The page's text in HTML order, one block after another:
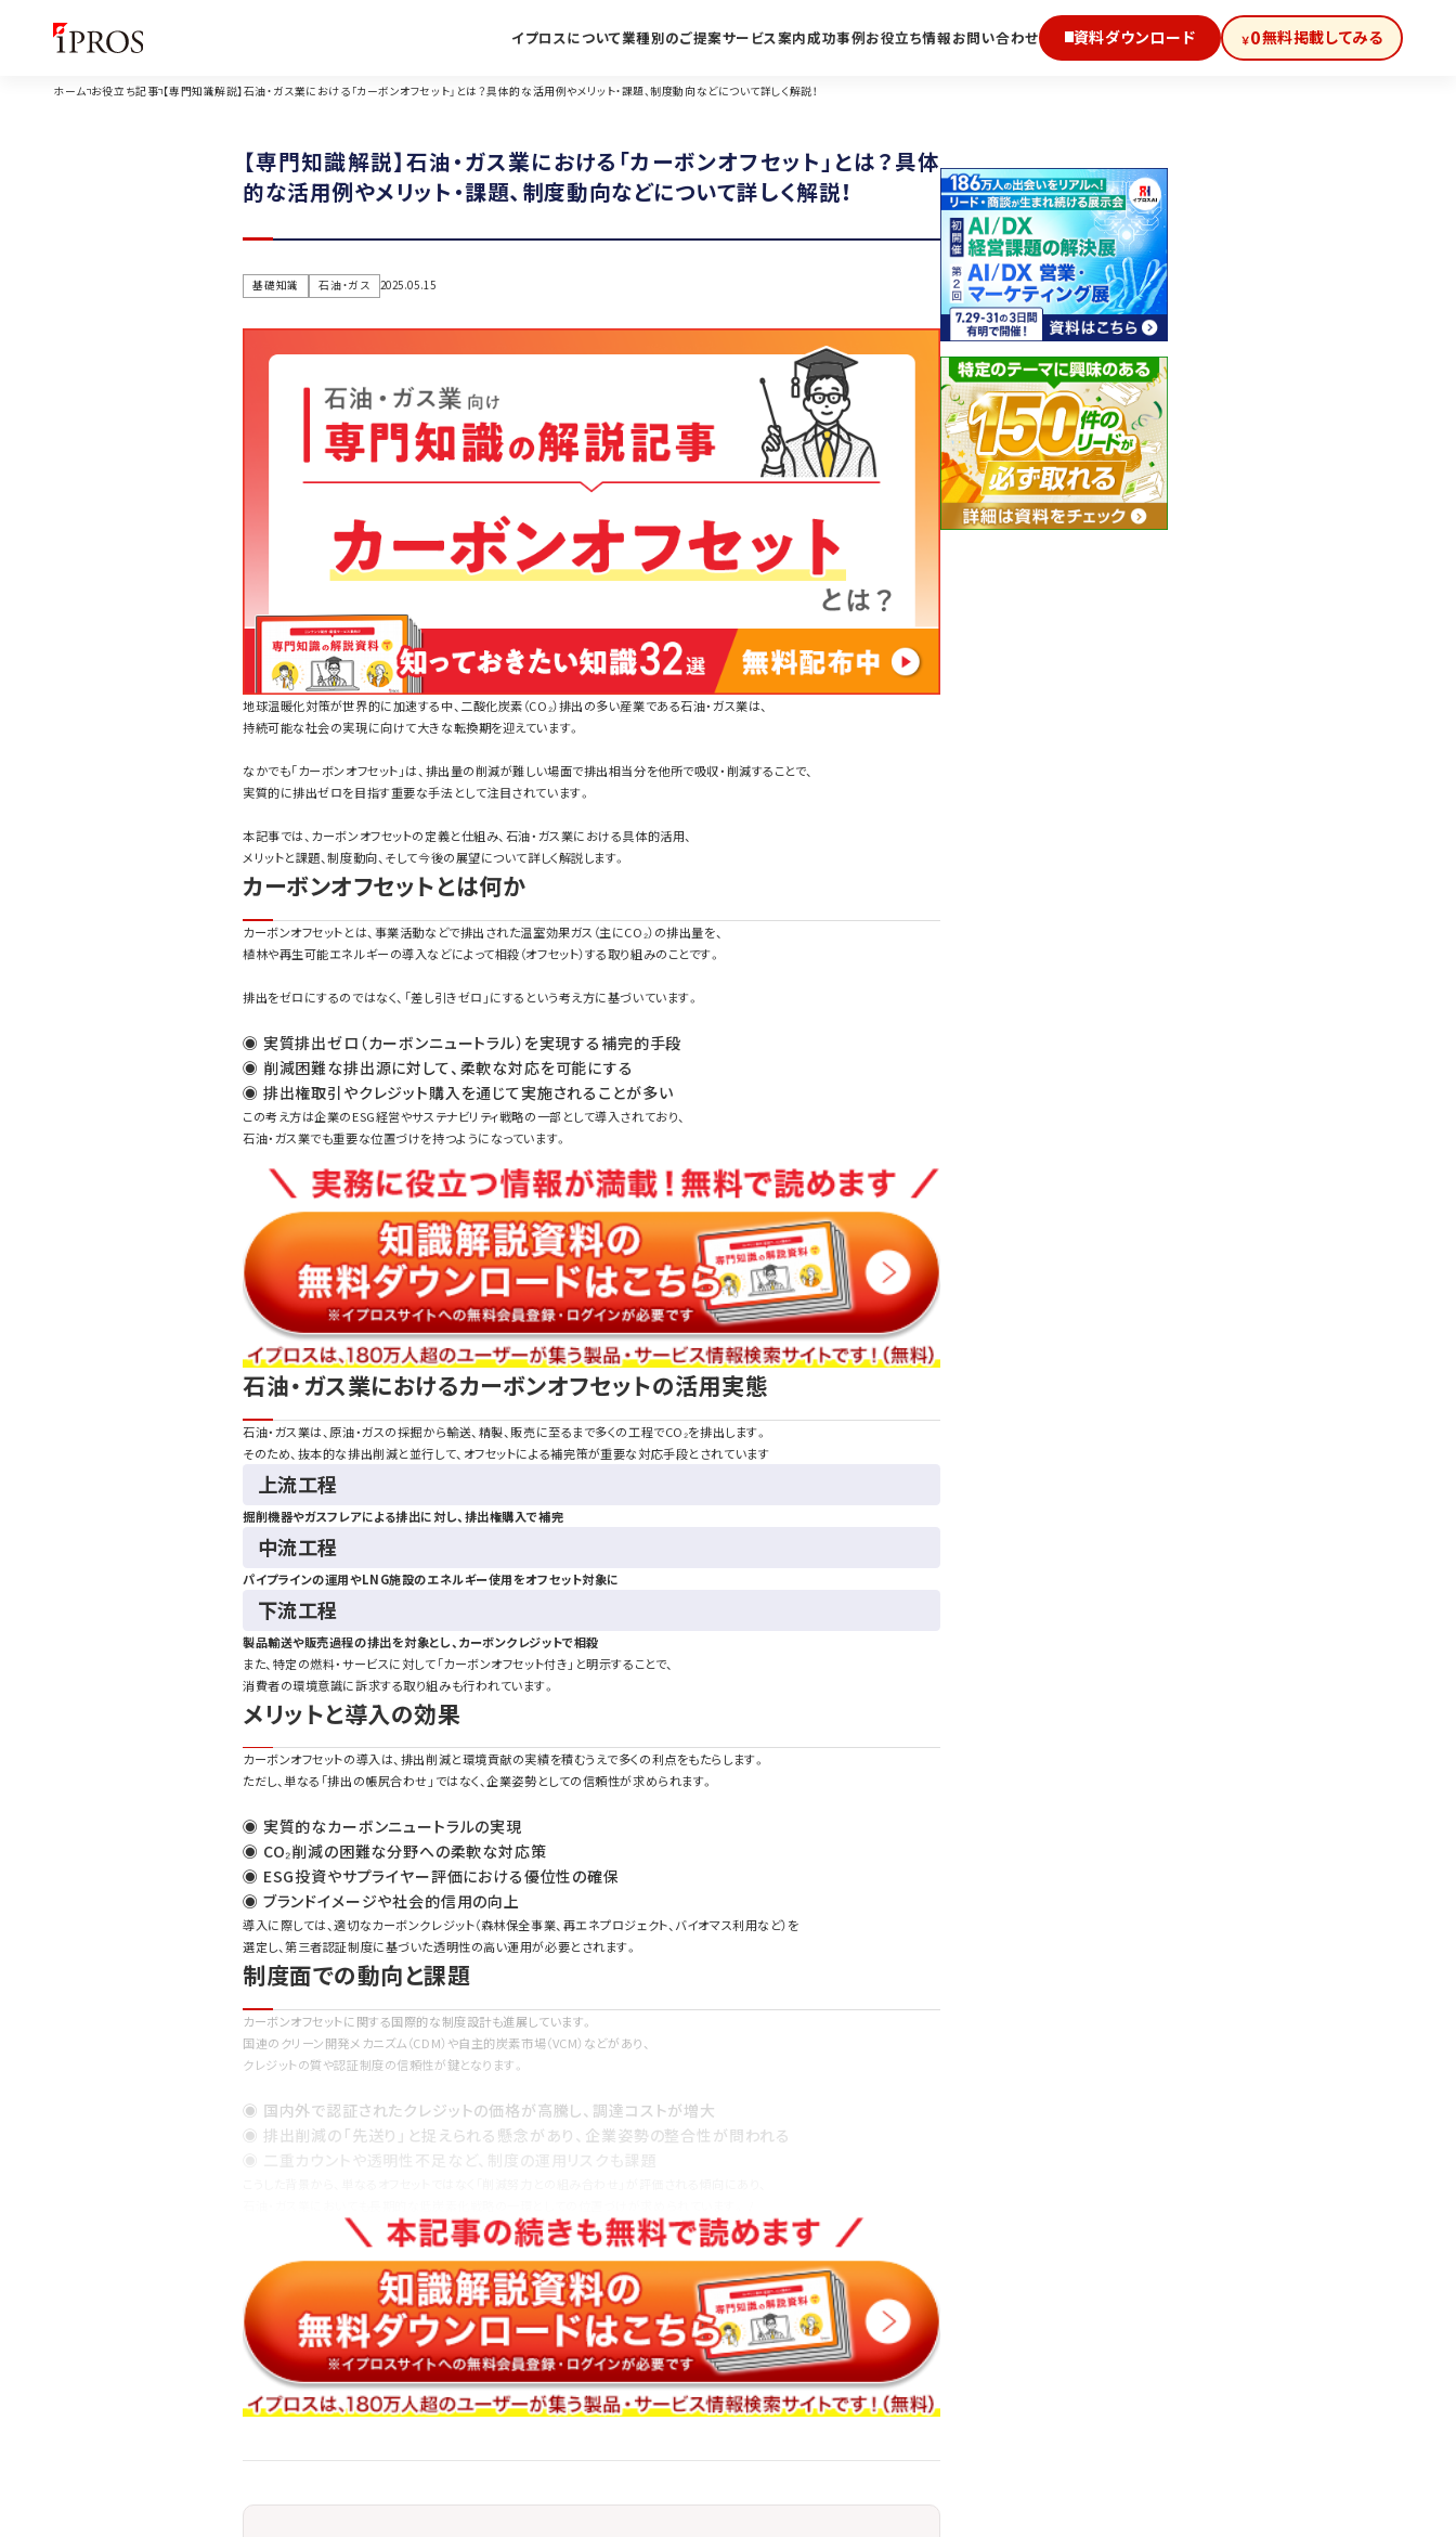
イプロスについて業種別のご提案サービス案内成功事例お役立ち情報お問い合わせ 資料ダウンロード ￥0無料掲載してみる
ホーム お役立ち記事 【専門知識解説】石油・ガス業における「カーボンオフセット」とは？具体的な活用例やメリット・課題、制度動向などについて詳しく解説！
【専門知識解説】石油・ガス業における「カーボンオフセット」とは？具体
的な活用例やメリット・課題、制度動向などについて詳しく解説！
基礎知識 石油・ガス 2025.05.15
地球温暖化対策が世界的に加速する中、二酸化炭素（CO₂）排出の多い産業である石油・ガス業は、
持続可能な社会の実現に向けて大きな転換期を迎えています。
なかでも「カーボンオフセット」は、排出量の削減が難しい場面で排出相当分を他所で吸収・削減することで、
実質的に排出ゼロを目指す重要な手法として注目されています。
本記事では、カーボンオフセットの定義と仕組み、石油・ガス業における具体的活用、
メリットと課題、制度動向、そして今後の展望について詳しく解説します。
カーボンオフセットとは何か
カーボンオフセットとは、事業活動などで排出された温室効果ガス（主にCO₂）の排出量を、
植林や再生可能エネルギーの導入などによって相殺（オフセット）する取り組みのことです。
排出をゼロにするのではなく、「差し引きゼロ」にするという考え方に基づいています。
◉ 実質排出ゼロ（カーボンニュートラル）を実現する補完的手段
◉ 削減困難な排出源に対して、柔軟な対応を可能にする
◉ 排出権取引やクレジット購入を通じて実施されることが多い
この考え方は企業のESG経営やサステナビリティ戦略の一部として導入されており、
石油・ガス業でも重要な位置づけを持つようになっています。
石油・ガス業におけるカーボンオフセットの活用実態
石油・ガス業は、原油・ガスの採掘から輸送、精製、販売に至るまで多くの工程でCO₂を排出します。
そのため、抜本的な排出削減と並行して、オフセットによる補完策が重要な対応手段とされています
上流工程
掘削機器やガスフレアによる排出に対し、排出権購入で補完
中流工程
パイプラインの運用やLNG施設のエネルギー使用をオフセット対象に
下流工程
製品輸送や販売過程の排出を対象とし、カーボンクレジットで相殺
また、特定の燃料・サービスに対して「カーボンオフセット付き」と明示することで、
消費者の環境意識に訴求する取り組みも行われています。
メリットと導入の効果
カーボンオフセットの導入は、排出削減と環境貢献の実績を積むうえで多くの利点をもたらします。
ただし、単なる「排出の帳尻合わせ」ではなく、企業姿勢としての信頼性が求められます。
◉ 実質的なカーボンニュートラルの実現
◉ CO₂削減の困難な分野への柔軟な対応策
◉ ESG投資やサプライヤー評価における優位性の確保
◉ ブランドイメージや社会的信用の向上
導入に際しては、適切なカーボンクレジット（森林保全事業、再エネプロジェクト、バイオマス利用など）を
選定し、第三者認証制度に基づいた透明性の高い運用が必要とされます。
制度面での動向と課題
カーボンオフセットに関する国際的な制度設計も進展しています。
国連のクリーン開発メカニズム（CDM）や自主的炭素市場（VCM）などがあり、
クレジットの質や認証制度の信頼性が鍵となります。
◉ 国内外で認証されたクレジットの価格が高騰し、調達コストが増大
◉ 排出削減の「先送り」と捉えられる懸念があり、企業姿勢の整合性が問われる
◉ 二重カウントや透明性不足など、制度の運用リスクも課題